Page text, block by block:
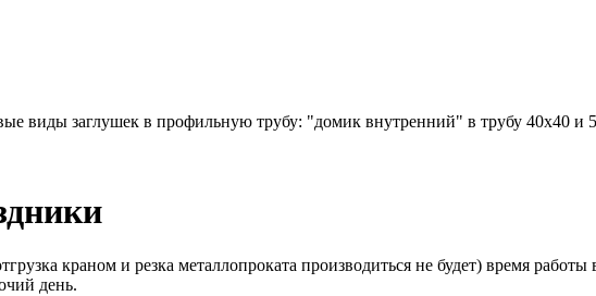
виды заглушек в профильную трубу: "домик внутренний" в трубу 40х40 и
краном и резка металлопроката производиться не будет) время
день.